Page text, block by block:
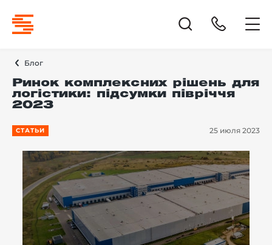
Блог
Ринок комплексних рішень для
логістики: підсумки півріччя
2023
СТАТЬИ 25 июля 2023